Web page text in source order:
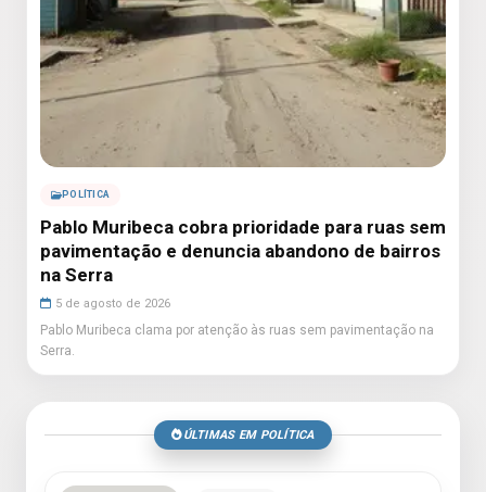
POLÍTICA
Pablo Muribeca cobra prioridade para ruas sem
pavimentação e denuncia abandono de bairros
na Serra
5 de agosto de 2026
Pablo Muribeca clama por atenção às ruas sem pavimentação na
Serra.
ÚLTIMAS EM POLÍTICA